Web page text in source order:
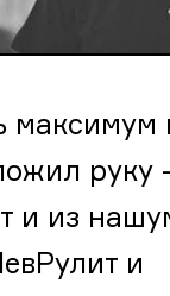
руку
и из
и